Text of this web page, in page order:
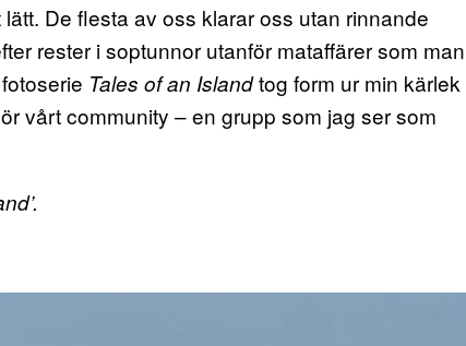
De flesta av oss klarar oss utan rinnande
rester i soptunnor utanför mataffärer som man
Tales of an Islandtog form ur min kärlek
vårt community – en grupp som jag ser som